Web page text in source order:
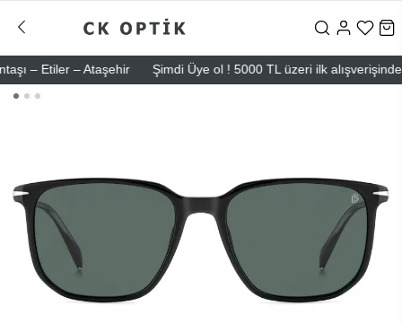
– Etiler – Ataşehir Şimdi Üye ol ! 5000 TL üzeri ilk alışverişinde